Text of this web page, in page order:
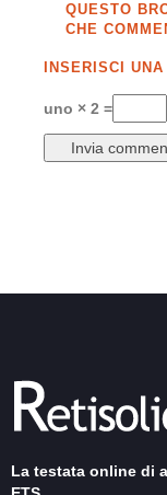
QUESTO
CHE
INSERISCI
uno × 2 =
La testata online di